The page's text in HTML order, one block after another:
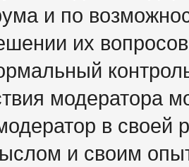
и по
их
модератора
в своей
и своим